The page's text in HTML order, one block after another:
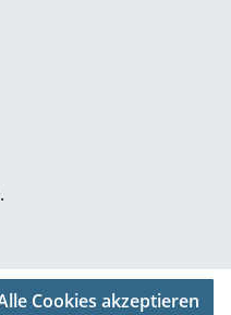
Cookies akzeptieren